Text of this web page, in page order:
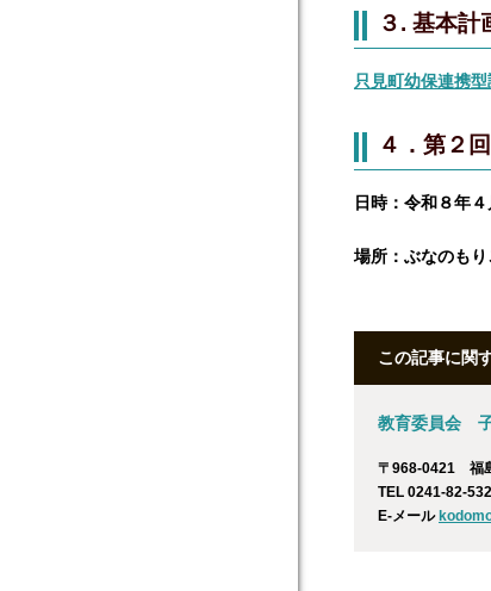
３. 基本計
只見町幼保連携
４．第２
日時：令和８年
場所：ぶなのも
この記事に関
教育委員会
〒968-0421 福
TEL 0241-82-
E-メール